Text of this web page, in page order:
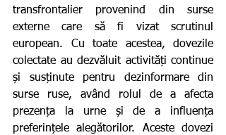
transfrontalier provenind din surse
externe care să fi vizat scrutinul
european. Cu toate acestea, dovezile
colectate au dezvăluit activități continue
și susținute pentru dezinformare din
surse ruse, având rolul de a afecta
prezența la urne și de a influența
preferințele alegătorilor. Aceste dovezi